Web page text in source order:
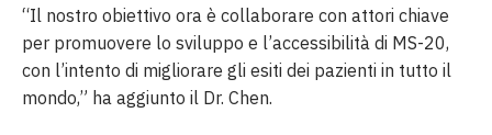
“Il nostro obiettivo ora è collaborare con attori chiave
per promuovere lo sviluppo e l’accessibilità di MS-20,
con l’intento di migliorare gli esiti dei pazienti in tutto il
mondo,” ha aggiunto il Dr. Chen.